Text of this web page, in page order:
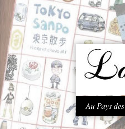
.
Au Pays